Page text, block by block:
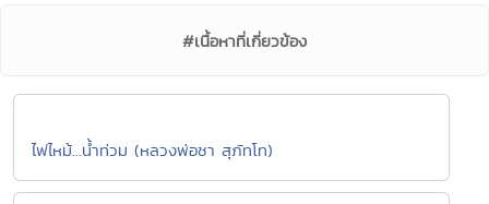
#เนื้อหาที่เกี่ยวข้อง
ไฟไหม้...น้ำท่วม (หลวงพ่อชา สุภัทโท)